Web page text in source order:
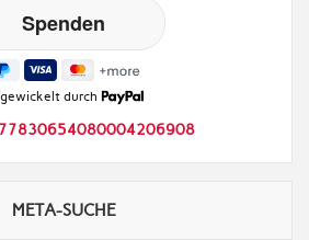
durch
META-SUCHE